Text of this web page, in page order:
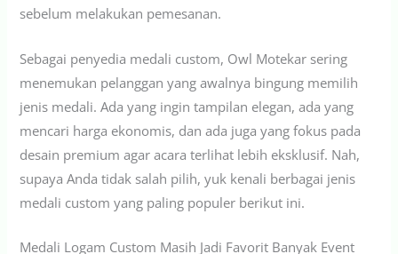
sebelum melakukan pemesanan.
Sebagai penyedia medali custom, Owl Motekar sering
menemukan pelanggan yang awalnya bingung memilih
jenis medali. Ada yang ingin tampilan elegan, ada yang
mencari harga ekonomis, dan ada juga yang fokus pada
desain premium agar acara terlihat lebih eksklusif. Nah,
supaya Anda tidak salah pilih, yuk kenali berbagai jenis
medali custom yang paling populer berikut ini.
Medali Logam Custom Masih Jadi Favorit Banyak Event